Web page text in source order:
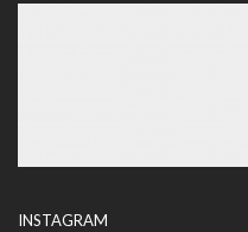
INSTAGRAM